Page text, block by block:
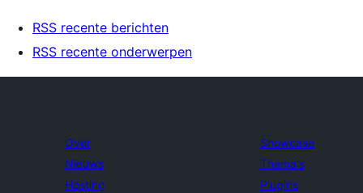
RSS recente berichten
RSS recente onderwerpen
Over
Nieuws
Hosting
Showcase
Thema's
Plugins